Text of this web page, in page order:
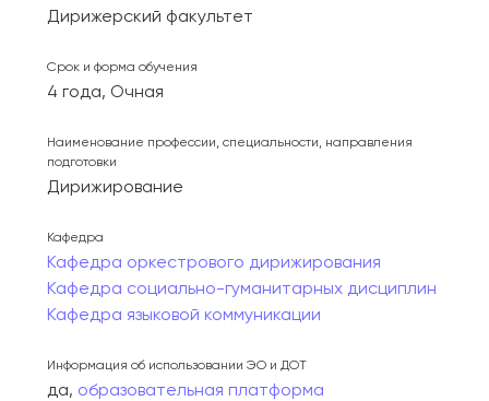
Дирижерский факультет
Срок и форма обучения
4 года, Очная
Наименование профессии, специальности, направления
подготовки
Дирижирование
Кафедра
Кафедра оркестрового дирижирования
Кафедра социально-гуманитарных дисциплин
Кафедра языковой коммуникации
Информация об использовании ЭО и ДОТ
да, образовательная платформа